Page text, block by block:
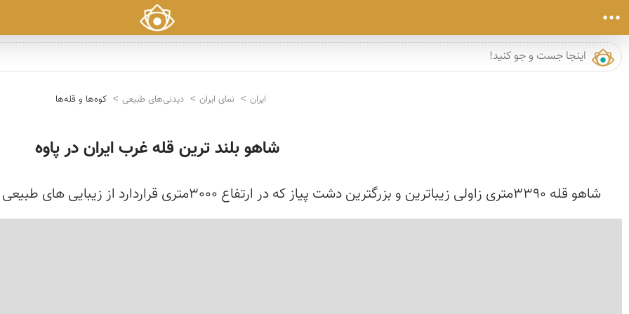
ایران نمای ایران دیدنی‌های طبیعی کوه‌ها و قله‌ها
شاهو بلند ترین قله غرب ایران در پاوه
شاهو قله 3390متری زاولی زیباترین و بزرگترین دشت پیاز که در ارتفاع 3000متری قراردارد از زیبایی های طبیعی این کوه می باشد چشمه های پر آب غارهای کوچک ...